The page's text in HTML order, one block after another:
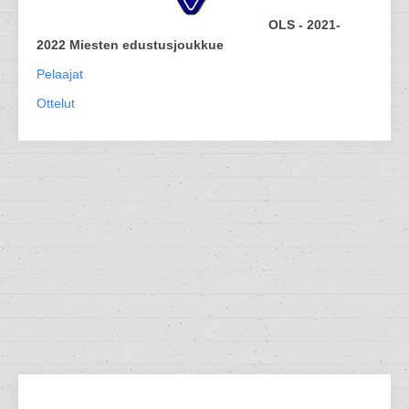
OLS - 2021-
2022 Miesten edustusjoukkue
Pelaajat
Ottelut